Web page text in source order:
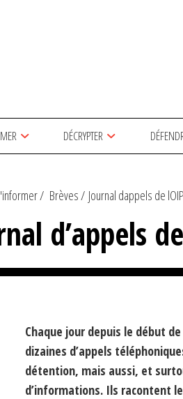
DÉCRYPTER
Brèves Journal dappels de
d’appels
Chaque jour depuis le début
dizaines d’appels
détention, mais aussi, et
d’informations. Ils racontent